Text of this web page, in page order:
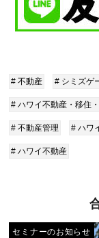
# 不動産 # シミズゲ
# ハワイ不動産・移住
# 不動産管理 # ハワ
# ハワイ不動産
セミナーのお知らせ